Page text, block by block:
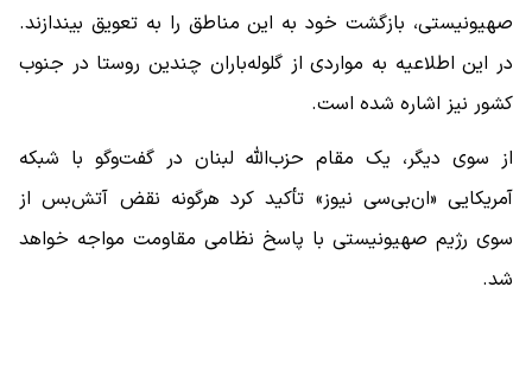
صهیونیستی، بازگشت خود به این مناطق را به تعویق بیندازند.
در این اطلاعیه به مواردی از گلوله‌باران چندین روستا در جنوب
کشور نیز اشاره شده است.
از سوی دیگر، یک مقام حزب‌الله لبنان در گفت‌وگو با شبکه
آمریکایی «ان‌بی‌سی نیوز» تأکید کرد هرگونه نقض آتش‌بس از
سوی رژیم صهیونیستی با پاسخ نظامی مقاومت مواجه خواهد
شد.